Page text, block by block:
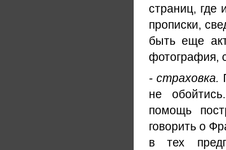
страниц, где
прописки,
быть еще
фотография,
- страховка.
не
помощь
говорить о
в тех